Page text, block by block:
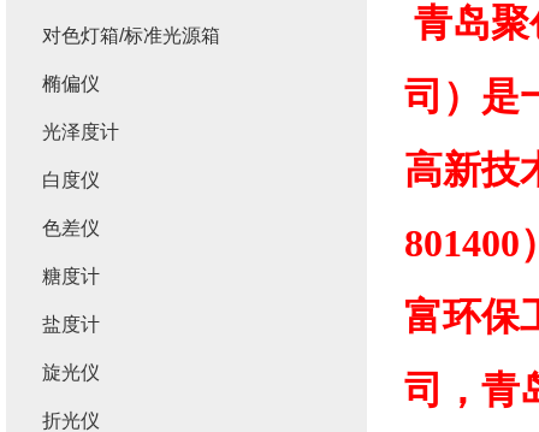
青岛
司）是
高新技
富环保
司，青
对色灯箱/标准光源箱
椭偏仪
光泽度计
白度仪
色差仪
糖度计
盐度计
旋光仪
折光仪